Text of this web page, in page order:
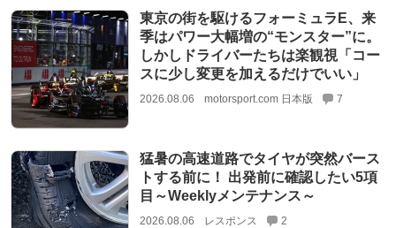
東京の街を駆けるフォーミュラE、来
季はパワー大幅増の“モンスター”に。
しかしドライバーたちは楽観視「コー
スに少し変更を加えるだけでいい」
2026.08.06 motorsport.com 日本版 7
猛暑の高速道路でタイヤが突然バース
トする前に！ 出発前に確認したい5項
目～Weeklyメンテナンス～
2026.08.06 レスポンス 2